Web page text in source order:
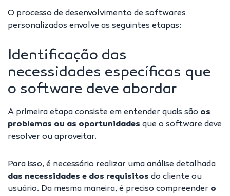
O processo de desenvolvimento de softwares
personalizados envolve as seguintes etapas:
Identificação das
necessidades específicas que
o software deve abordar
A primeira etapa consiste em entender quais são os
problemas ou as oportunidades que o software deve
resolver ou aproveitar.
Para isso, é necessário realizar uma análise detalhada
das necessidades e dos requisitos do cliente ou
usuário. Da mesma maneira, é preciso compreender o